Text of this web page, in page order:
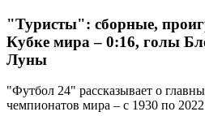
"Туристы": сборные,
Кубке мира – 0:16, голы
Луны
"Футбол 24" рассказывает о
чемпионатов мира – с 1930 по 2022